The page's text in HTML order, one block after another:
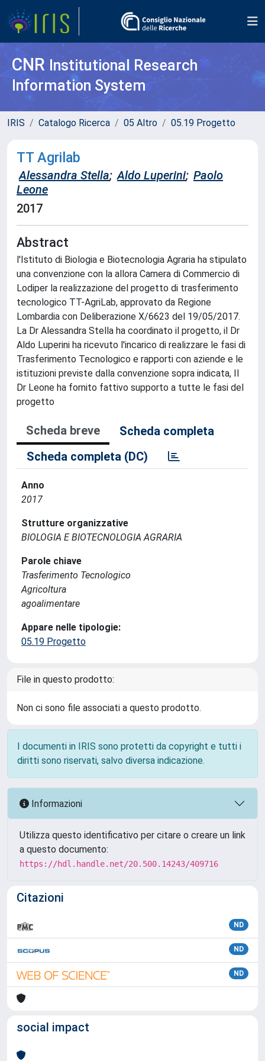
CNR Institutional Research
Information System
IRIS Catalogo Ricerca 05 Altro 05.19 Progetto
TT Agrilab
Alessandra Stella; Aldo Luperini; Paolo
Leone
2017
Abstract
l'Istituto di Biologia e Biotecnologia Agraria ha stipulato
una convenzione con la allora Camera di Commercio di
Lodiper la realizzazione del progetto di trasferimento
tecnologico TT-AgriLab, approvato da Regione
Lombardia con Deliberazione X/6623 del 19/05/2017.
La Dr Alessandra Stella ha coordinato il progetto, il Dr
Aldo Luperini ha ricevuto l'incarico di realizzare le fasi di
Trasferimento Tecnologico e rapporti con aziende e le
istituzioni previste dalla convenzione sopra indicata, Il
Dr Leone ha fornito fattivo supporto a tutte le fasi del
progetto
Scheda breve
Scheda completa
Scheda completa (DC)
Anno
2017
Strutture organizzative
BIOLOGIA E BIOTECNOLOGIA AGRARIA
Parole chiave
Trasferimento Tecnologico
Agricoltura
agoalimentare
Appare nelle tipologie:
05.19 Progetto
File in questo prodotto:
Non ci sono file associati a questo prodotto.
I documenti in IRIS sono protetti da copyright e tutti i
diritti sono riservati, salvo diversa indicazione.
Informazioni
Utilizza questo identificativo per citare o creare un link
a questo documento:
https://hdl.handle.net/20.500.14243/409716
Citazioni
ND
ND
ND
social impact